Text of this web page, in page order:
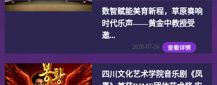
数智赋能美育新程，草原奏响
时代乐声——黄金中教授受
邀...
2026-07-24
四川文化艺术学院音乐剧《凤